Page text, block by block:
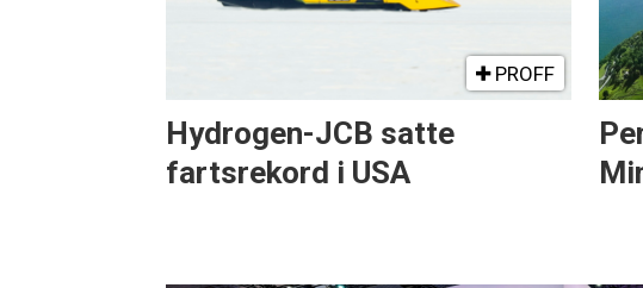
PROFF
Hydrogen-JCB satte
fartsrekord i USA